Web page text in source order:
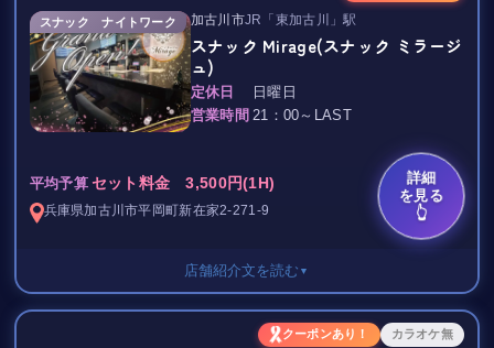
◇:*:☆:*:◇:*:☆:*:◇:*:☆:*:◇:*:☆:*:◇:*:☆:*:◇
今なら初回ご来店のお客様に限り、
『夜まちナビを見た！』とおっしゃっていただければ、
【セット料金１，０００円引き、又はボトルサービス】
◇:*:☆:*:◇:*:☆:*:◇:*:☆:*:◇:*:☆:*:◇:*:☆:*:◇
ただ今のところ、スタッフ一同、年中無休でご来店をお待ちいた
しております！
ご近所にお越しの際には、是非お気軽にお立ち寄りくださいね
落ち着いた雰囲気でゆっくりするもあり！
カラオケもあるので
ワイワイ盛り上がるのもあり！
本当にいろんな使い方ができるお店です。
日頃の疲れを癒されに…
団体さまの飲み放題プランもあり
団体さまは20名までOKです◎
お気軽にお問い合わせください◎
カウンター 2,000円
ボックス席 2,500円
小野市で女の子と楽しく飲むならぜひ月うさぎにお越しくださ
い！
小野市近郊の場合は送迎サービスもありますヨ♪
スナック ナイトワーク 加古川市JR「東加古川」駅
スナック Mirage(スナック ミラージ
ュ)
定休日
日曜日
営業時間 21：00～LAST
平均予算 セット料金 3,500円(1H)
兵庫県加古川市平岡町新在家2-271-9
詳細
を見る
👆
店舗紹介文を読む ▼
クーポンあり！ カラオケ無